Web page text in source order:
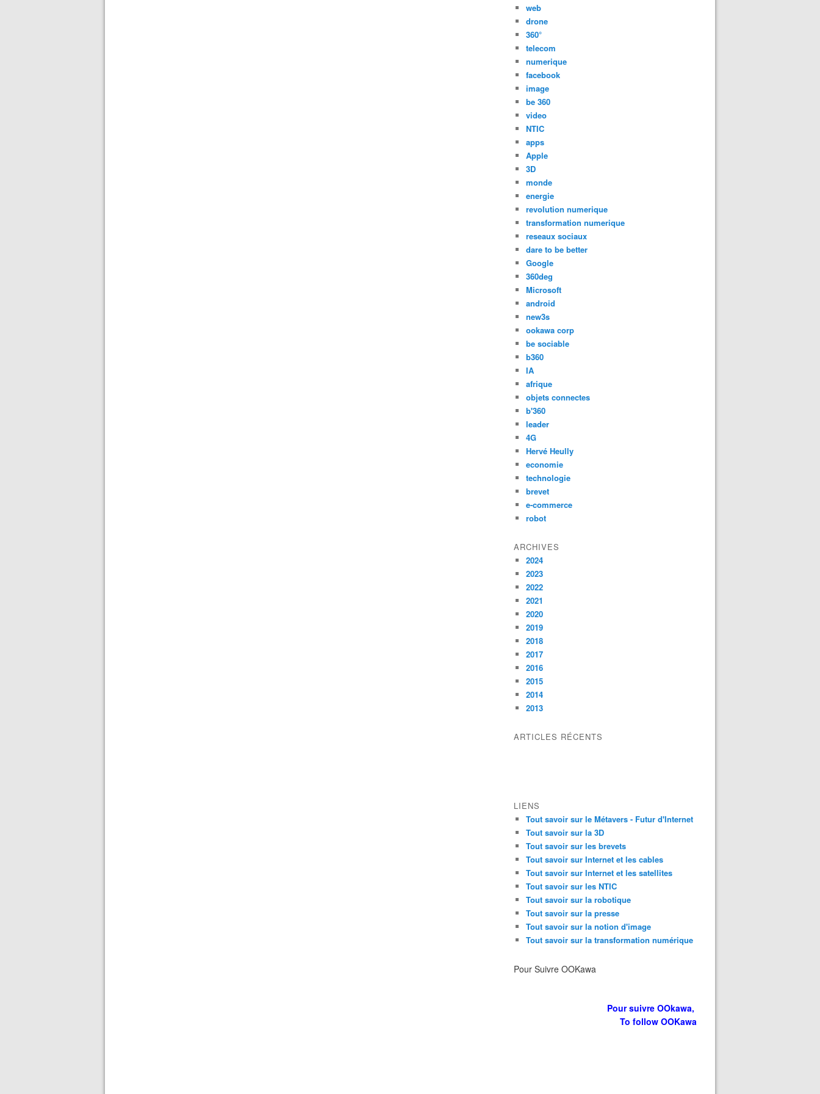
web
drone
360°
telecom
numerique
facebook
image
be 360
video
NTIC
apps
Apple
3D
monde
energie
revolution numerique
transformation numerique
reseaux sociaux
dare to be better
Google
360deg
Microsoft
android
new3s
ookawa corp
be sociable
b360
IA
afrique
objets connectes
b'360
leader
4G
Hervé Heully
economie
technologie
brevet
e-commerce
robot
ARCHIVES
2024
2023
2022
2021
2020
2019
2018
2017
2016
2015
2014
2013
ARTICLES RÉCENTS
LIENS
Tout savoir sur le Métavers - Futur d'Internet
Tout savoir sur la 3D
Tout savoir sur les brevets
Tout savoir sur Internet et les cables
Tout savoir sur Internet et les satellites
Tout savoir sur les NTIC
Tout savoir sur la robotique
Tout savoir sur la presse
Tout savoir sur la notion d'image
Tout savoir sur la transformation numérique
Pour Suivre OOKawa
Pour suivre OOkawa,
To follow OOKawa